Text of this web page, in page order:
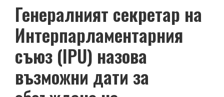
Генералният секретар на
Интерпарламентарния
съюз (IPU) назова
възможни дати за